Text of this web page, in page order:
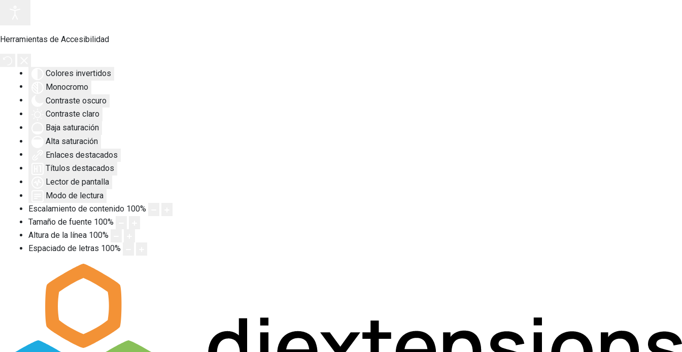
Herramientas de Accesibilidad
Colores invertidos
Monocromo
Contraste oscuro
Contraste claro
Baja saturación
Alta saturación
Enlaces destacados
Títulos destacados
Lector de pantalla
Modo de lectura
Escalamiento de contenido 100%
Tamaño de fuente 100%
Altura de la línea 100%
Espaciado de letras 100%